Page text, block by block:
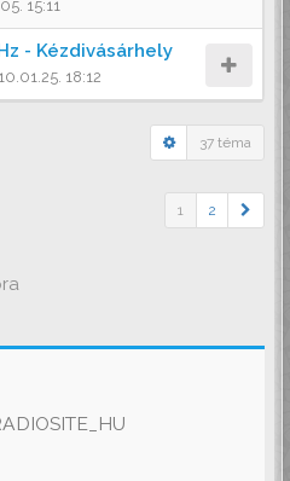
15:11
- Kézdivásárhely
18:12
37 téma
1 2